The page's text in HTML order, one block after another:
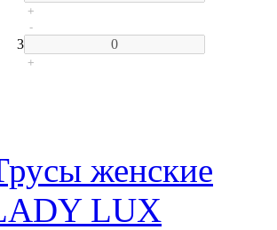
+
3
-
+
женские
LUX